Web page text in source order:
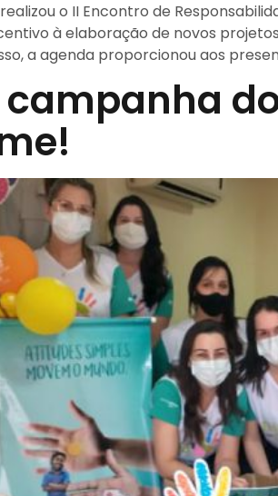
o II Encontro de
à elaboração de novos
a agenda proporcionou aos